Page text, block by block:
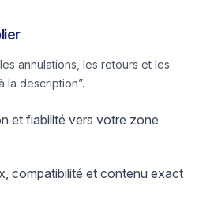
annulations, les retours et les
la description”.
et fiabilité vers votre zone
compatibilité et contenu exact